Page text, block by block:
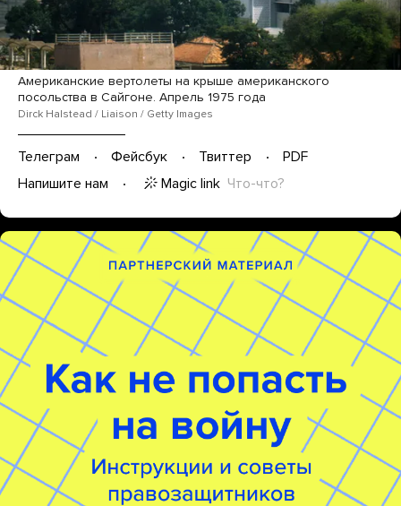
Американские вертолеты на крыше американского
посольства в Сайгоне. Апрель 1975 года
Dirck Halstead / Liaison / Getty Images
Телеграм Фейсбук Твиттер
PDF
Напишите нам
Magic link Что-что?